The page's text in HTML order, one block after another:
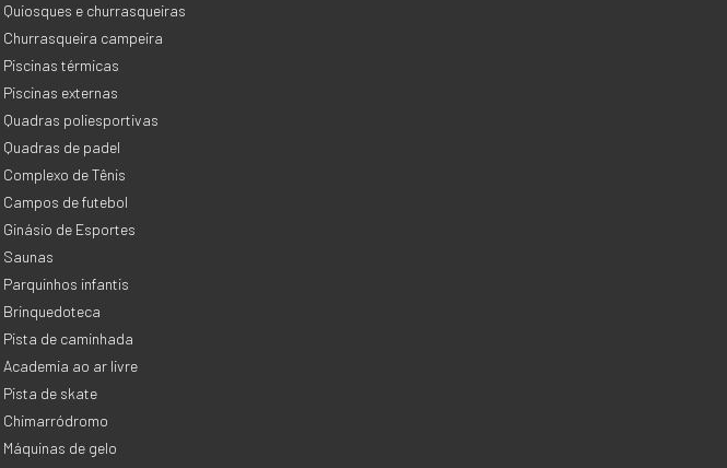
Quiosques e churrasqueiras
Churrasqueira campeira
Piscinas térmicas
Piscinas externas
Quadras poliesportivas
Quadras de padel
Complexo de Tênis
Campos de futebol
Ginásio de Esportes
Saunas
Parquinhos infantis
Brinquedoteca
Pista de caminhada
Academia ao ar livre
Pista de skate
Chimarródromo
Máquinas de gelo